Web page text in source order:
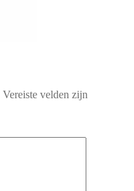
Vereiste velden zijn